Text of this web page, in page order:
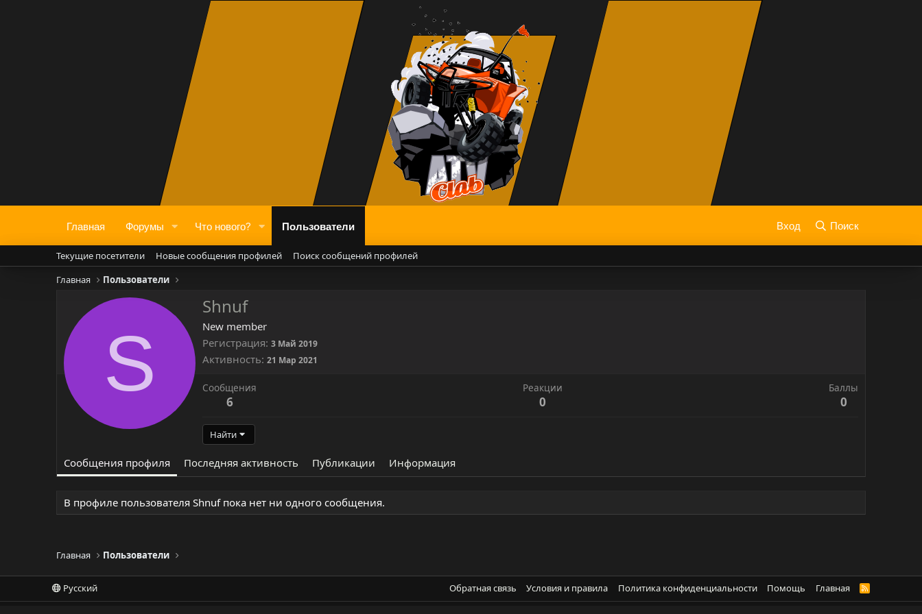
Главная Форумы Что нового? Пользователи Вход Поиск
Текущие посетители Новые сообщения профилей
Поиск сообщений профилей
Главная
Пользователи
S
Shnuf
New member
Регистрация 3 Май 2019
Активность 21 Мар 2021
Сообщения
6
Реакции
0
Баллы
0
Найти
Сообщения профиля Последняя активность Публикации Информация
В профиле пользователя Shnuf пока нет ни одного сообщения.
Главная Пользователи
Русский Обратная связь Условия и правила Политика конфиденциальности Помощь Главная
R